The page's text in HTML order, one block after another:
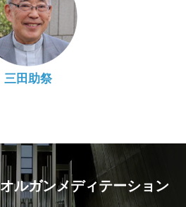
三田助祭
オルガンメディテーション